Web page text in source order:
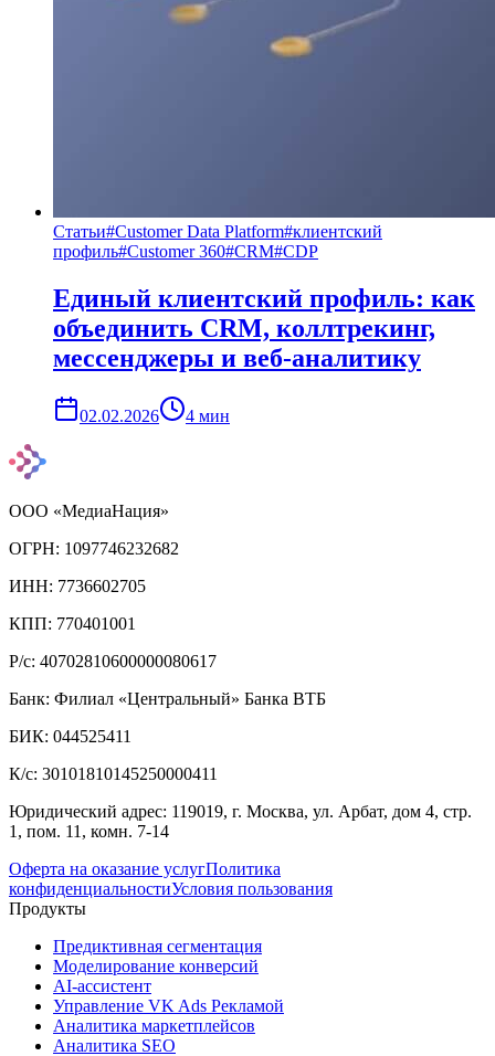
Статьи#Customer Data Platform#клиентский
профиль#Customer 360#CRM#CDP
Единый клиентский профиль: как
объединить CRM, коллтрекинг,
мессенджеры и веб-аналитику
02.02.2026 4 мин
ООО «МедиаНация»
ОГРН: 1097746232682
ИНН: 7736602705
КПП: 770401001
Р/с: 40702810600000080617
Банк: Филиал «Центральный» Банка ВТБ
БИК: 044525411
К/с: 30101810145250000411
Юридический адрес: 119019, г. Москва, ул. Арбат, дом 4, стр.
1, пом. 11, комн. 7-14
Оферта на оказание услугПолитика
конфиденциальностиУсловия пользования
Продукты
Предиктивная сегментация
Моделирование конверсий
AI-ассистент
Управление VK Ads Рекламой
Аналитика маркетплейсов
Аналитика SEO